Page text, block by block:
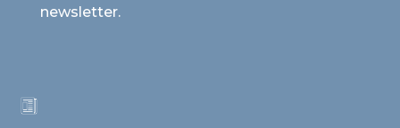
newsletter.